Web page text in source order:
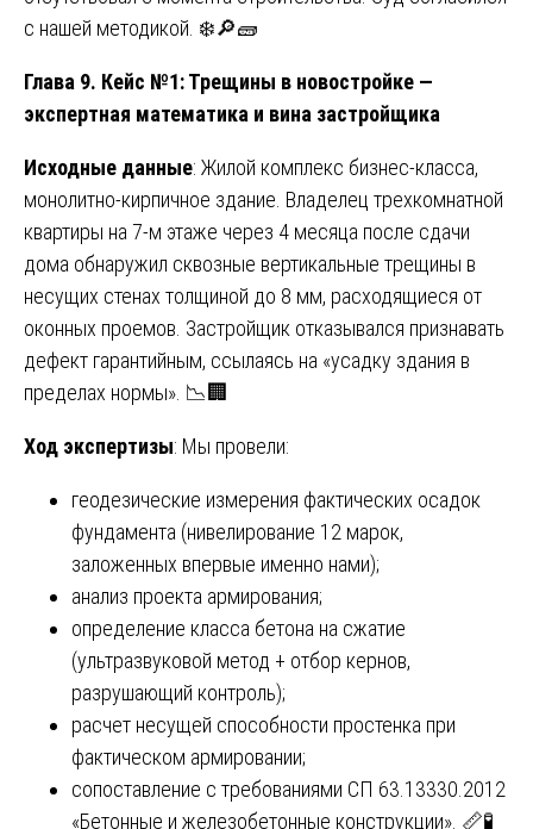
с нашей методикой. ❄️🔎🧱
Глава 9. Кейс №1: Трещины в новостройке —
экспертная математика и вина застройщика
Исходные данные: Жилой комплекс бизнес-класса,
монолитно-кирпичное здание. Владелец трехкомнатной
квартиры на 7-м этаже через 4 месяца после сдачи
дома обнаружил сквозные вертикальные трещины в
несущих стенах толщиной до 8 мм, расходящиеся от
оконных проемов. Застройщик отказывался признавать
дефект гарантийным, ссылаясь на «усадку здания в
пределах нормы». 📉🏢
Ход экспертизы: Мы провели:
геодезические измерения фактических осадок
фундамента (нивелирование 12 марок,
заложенных впервые именно нами);
анализ проекта армирования;
определение класса бетона на сжатие
(ультразвуковой метод + отбор кернов,
разрушающий контроль);
расчет несущей способности простенка при
фактическом армировании;
сопоставление с требованиями СП 63.13330.2012
«Бетонные и железобетонные конструкции». 📏🧪